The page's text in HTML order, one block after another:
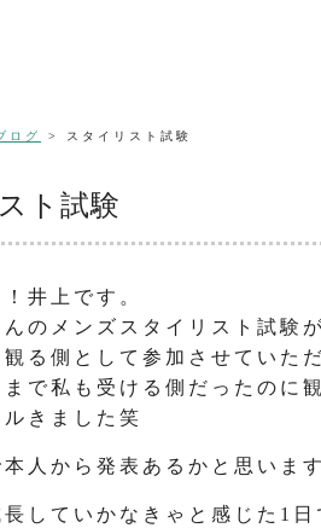
ログ スタイリスト試験
ト試験
井上です。
のメンズスタイリスト試験
る側として参加させていた
で私も受ける側だったのに
きました笑
人から発表あるかと思いま
していかなきゃと感じた1日